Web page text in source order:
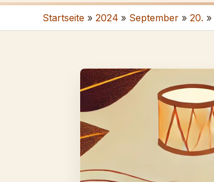
Startseite 2024 September 20.